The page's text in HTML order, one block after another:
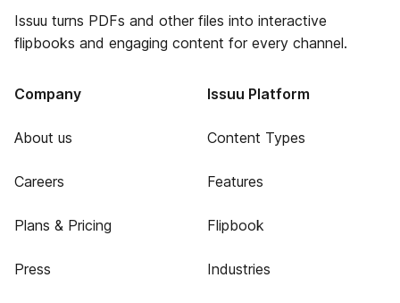
Issuu turns PDFs and other files into interactive
flipbooks and engaging content for every channel.
Company
About us
Careers
Plans & Pricing
Press
Issuu Platform
Content Types
Features
Flipbook
Industries